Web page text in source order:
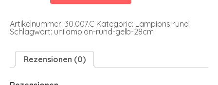
Artikelnummer: 30.007.C Kategorie: Lampions rund
Schlagwort: unilampion-rund-gelb-28cm
Rezensionen (0)